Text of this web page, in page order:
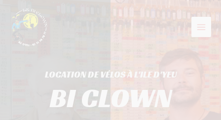
LOCATION DE VÉLOS À L'ILE D'YEU
BI CLOWN